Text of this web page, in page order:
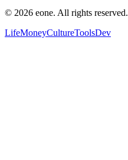
© 2026 eone. All rights reserved.
LifeMoneyCultureToolsDev